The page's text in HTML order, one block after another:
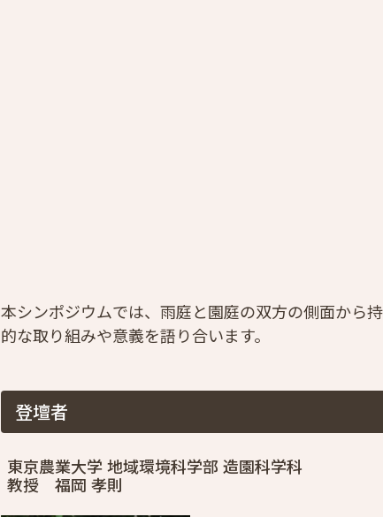
本シンポジウムでは、雨庭と園庭の双方の側面から
的な取り組みや意義を語り合います。
登壇者
東京農業大学 地域環境科学部 造園科学科
教授 福岡 孝則